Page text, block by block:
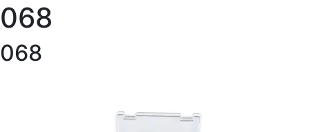
068
068